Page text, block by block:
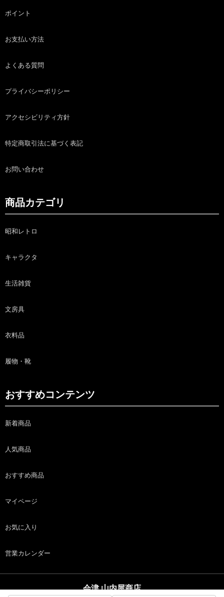
ポイント
お支払い方法
よくある質問
プライバシーポリシー
アクセシビリティ方針
特定商取引法に基づく表記
お問い合わせ
商品カテゴリ
昭和レトロ
キャラクタ
生活雑貨
文房具
衣料品
履物・靴
おすすめコンテンツ
新着商品
人気商品
おすすめ商品
マイページ
お気に入り
営業カレンダー
会津 山内屋商店